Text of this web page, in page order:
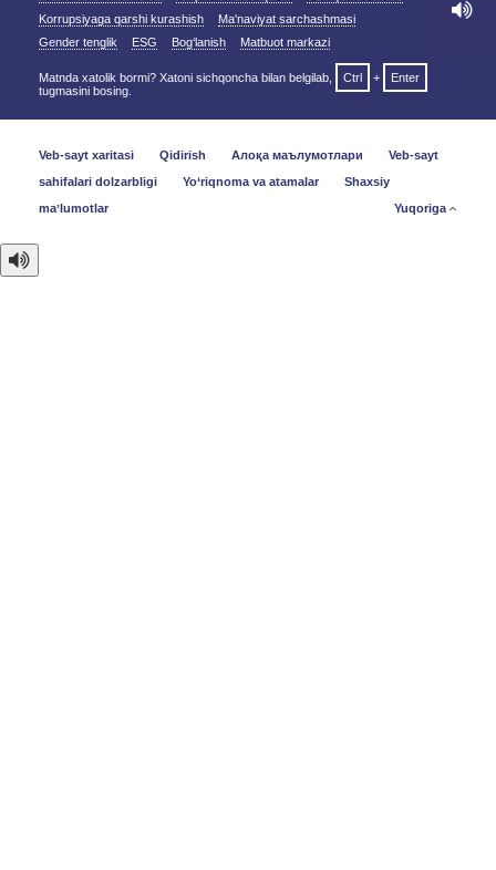
Korrupsiyaga qarshi kurashish
Ma'naviyat sarchashmasi
Gender tenglik
ESG Bog‘lanish Matbuot markazi
Matnda xatolik bormi? Xatoni sichqoncha bilan belgilab, Ctrl +
Enter
tugmasini bosing.
Veb-sayt xaritasi Qidirish Алоқа маълумотлари
Veb-sayt
sahifalari dolzarbligi
Yo‘riqnoma va atamalar
Shaxsiy
maʼlumotlar
Yuqoriga